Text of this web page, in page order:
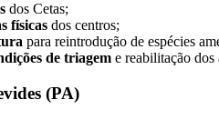
dos Cetas;
físicas dos centros;
para reintrodução de espécies
de triagem e reabilitação dos
(PA)